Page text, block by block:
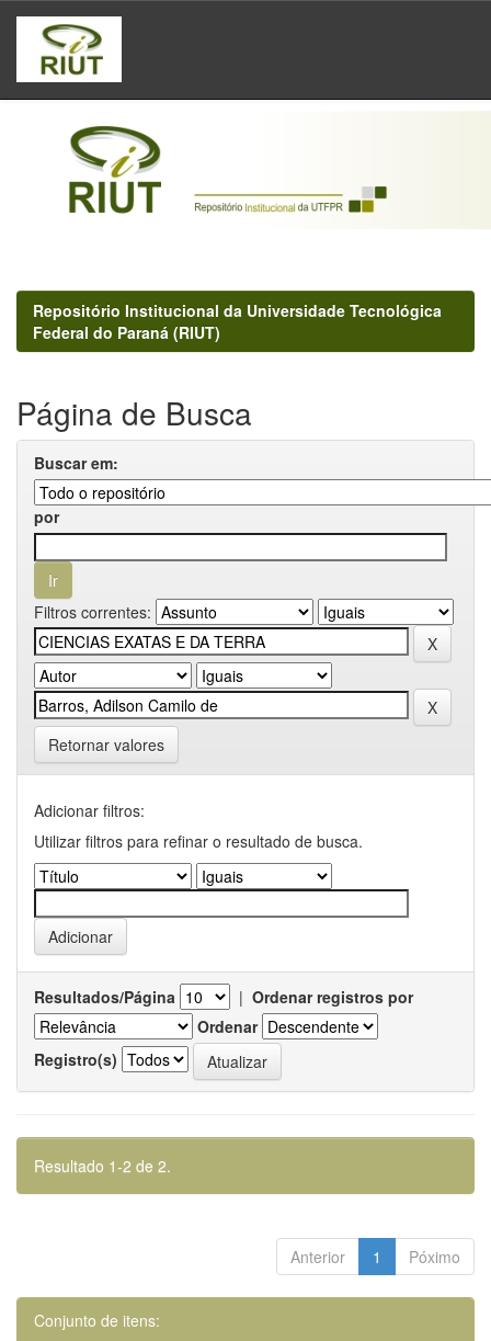
Skip
navigation
Repositório Institucional da Universidade Tecnológica
Federal do Paraná (RIUT)
Página de Busca
Buscar em:
por
Filtros correntes:
Retornar valores
Adicionar filtros:
Utilizar filtros para refinar o resultado de busca.
Resultados/Página | Ordenar registros por
Ordenar
Registro(s)
Resultado 1-2 de 2.
Anterior 1 Póximo
Conjunto de itens: